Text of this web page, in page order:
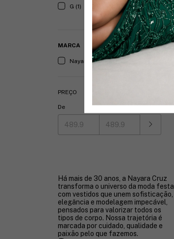
G (1)
MARCA
Nayara Cruz (1)
PREÇO
De Até
Há mais de 30 anos, a Nayara Cruz
transforma o universo da moda festa
com vestidos que unem sofisticação,
elegância e modelagem impecável,
pensados para valorizar todos os
tipos de corpo. Nossa trajetória é
marcada por cuidado, qualidade e
paixão pelo que fazemos.